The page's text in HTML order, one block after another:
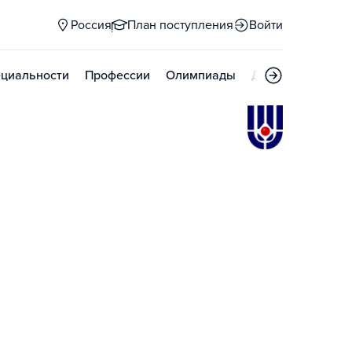
Россия План поступления Войти
Профессии Олимпиады Дни открытых